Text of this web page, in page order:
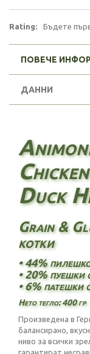
Rating: Бъдете
ПОВЕЧЕ
ДАННИ
Duck
Grain &
котки
• 44%
• 20% пуешки
• 6% патешки
Нето тегло: 400 гр
Произведена в
балансирано,
ниво за всички
гарантират